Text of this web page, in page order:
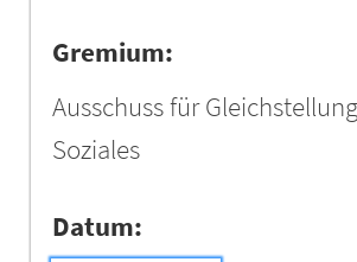
Gremium:
Ausschuss für
Soziales
Datum: